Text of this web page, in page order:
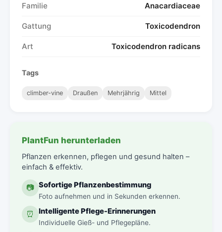
Familie Anacardiaceae
Gattung Toxicodendron
Art Toxicodendron radicans
Tags
climber-vine Draußen Mehrjährig Mittel
PlantFun herunterladen
Pflanzen erkennen, pflegen und gesund halten –
einfach & effektiv.
📷 Sofortige Pflanzenbestimmung
Foto aufnehmen und in Sekunden erkennen.
⏰ Intelligente Pflege-Erinnerungen
Individuelle Gieß- und Pflegepläne.